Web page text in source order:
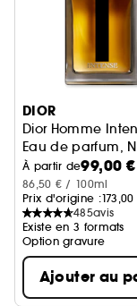
D'une finesse
permet une
en un passage.
Ignorer le
DIOR
Dior Homme
Eau de parfum,
À partir de99,00 €
86,50 € / 100ml
Prix d'origine :173,00
485avis
Existe en 3 formats
Option gravure
Ajouter au